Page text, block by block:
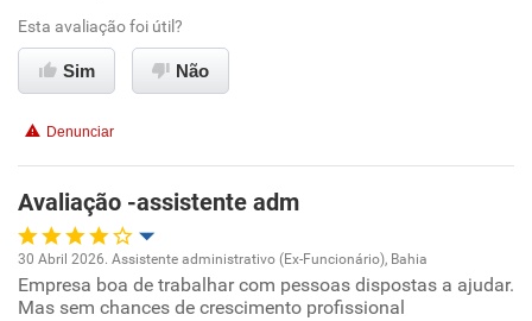
Ambiente de trabalho
Benefícios
Recomenda esta empresa
Recomenda a diretoria
Esta avaliação foi útil?
Sim Não
Denunciar
Avaliação -assistente adm
Oportunidade de promoção
30 Abril 2026. Assistente administrativo (Ex-Funcionário), Bahia
Empresa boa de trabalhar com pessoas dispostas a ajudar.
Mas sem chances de crescimento profissional